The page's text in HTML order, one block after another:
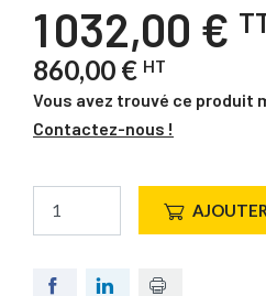
1 032,00 €
860,00 € HT
Vous avez trouvé ce produit
Contactez-nous !